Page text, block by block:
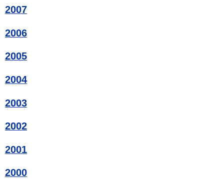
2007
2006
2005
2004
2003
2002
2001
2000